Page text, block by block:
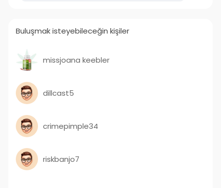
Buluşmak isteyebileceğin kişiler
missjoana keebler
dillcast5
crimepimple34
riskbanjo7